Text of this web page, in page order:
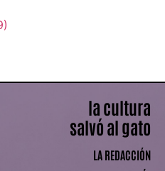
la cultura
salvó al gato
LA REDACCIÓN